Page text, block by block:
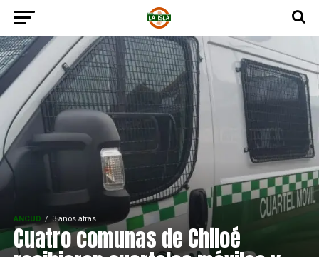
ANCUD 3 años atras
Cuatro comunas de Chiloé